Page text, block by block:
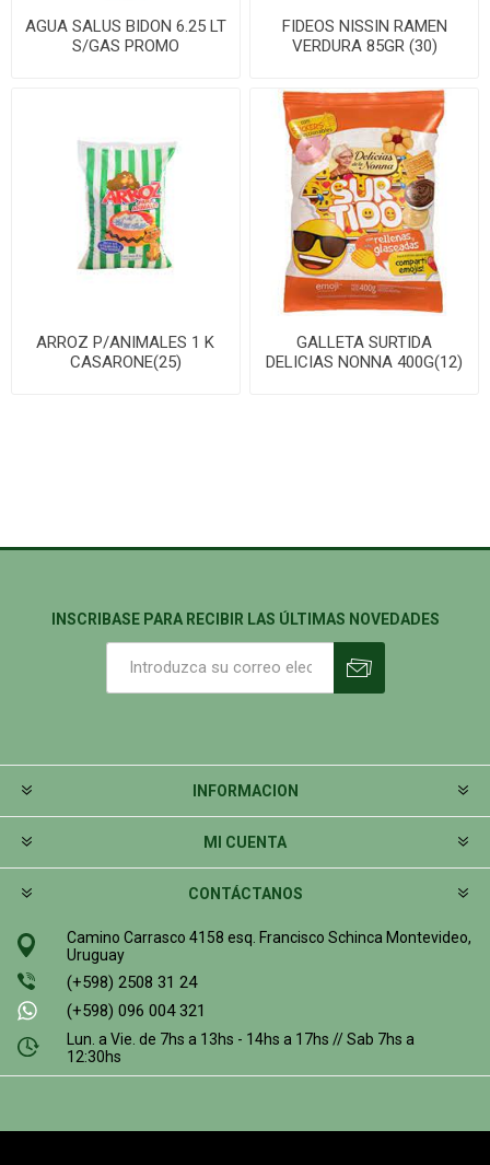
AGUA SALUS BIDON 6.25 LT
S/GAS PROMO
FIDEOS NISSIN RAMEN
VERDURA 85GR (30)
ARROZ P/ANIMALES 1 K
CASARONE(25)
GALLETA SURTIDA
DELICIAS NONNA 400G(12)
INSCRIBASE PARA RECIBIR LAS ÚLTIMAS NOVEDADES
INFORMACION
MI CUENTA
CONTÁCTANOS
Camino Carrasco 4158 esq. Francisco Schinca Montevideo,
Uruguay
(+598) 2508 31 24
(+598) 096 004 321
Lun. a Vie. de 7hs a 13hs - 14hs a 17hs // Sab 7hs a
12:30hs